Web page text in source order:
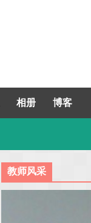
相册 博客
教师风采